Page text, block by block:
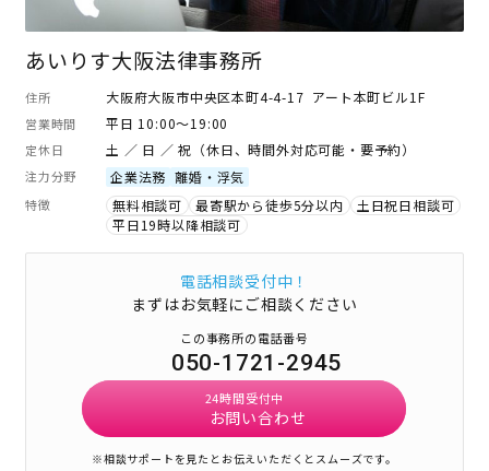
あいりす大阪法律事務所
住所 大阪府大阪市中央区本町4-4-17 アート本町ビル1F
営業時間 平日 10:00～19:00
定休日 土 ／ 日 ／ 祝（休日、時間外対応可能・要予約）
注力分野 企業法務 離婚・浮気
特徴 無料相談可 最寄駅から徒歩5分以内
土日祝日相談可
平日19時以降相談可
電話相談受付中！
まずはお気軽にご相談ください
この事務所の電話番号
050-1721-2945
24時間受付中
お問い合わせ
※相談サポートを見たとお伝えいただくとスムーズです。